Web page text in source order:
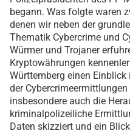
begann. Was folgte waren
denen wir neben der
Thematik Cybercrime und
Würmer und Trojaner
Kryptowährungen
Württemberg einen
der
insbesondere auch die
kriminalpolizeiliche
Daten skizziert und ein